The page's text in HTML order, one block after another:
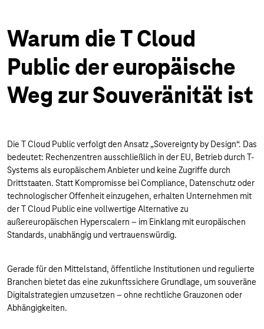
Warum die T Cloud
Public der europäische
Weg zur Souveränität ist
Die T Cloud Public verfolgt den Ansatz „Sovereignty by Design“. Das
bedeutet: Rechenzentren ausschließlich in der EU, Betrieb durch T-
Systems als europäischem Anbieter und keine Zugriffe durch
Drittstaaten. Statt Kompromisse bei Compliance, Datenschutz oder
technologischer Offenheit einzugehen, erhalten Unternehmen mit
der T Cloud Public eine vollwertige Alternative zu
außereuropäischen Hyperscalern – im Einklang mit europäischen
Standards, unabhängig und vertrauenswürdig.
Gerade für den Mittelstand, öffentliche Institutionen und regulierte
Branchen bietet das eine zukunftssichere Grundlage, um souveräne
Digitalstrategien umzusetzen – ohne rechtliche Grauzonen oder
Abhängigkeiten.